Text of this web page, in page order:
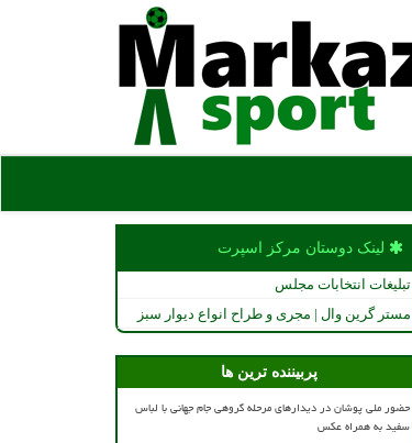
لینک دوستان مركز اسپرت
تبلیغات انتخابات مجلس
مستر گرین وال | مجری و طراح انواع دیوار سبز
پربیننده ترین ها
حضور ملی پوشان در دیدارهای مرحله گروهی جام جهانی با لباس
سفید به همراه عکس